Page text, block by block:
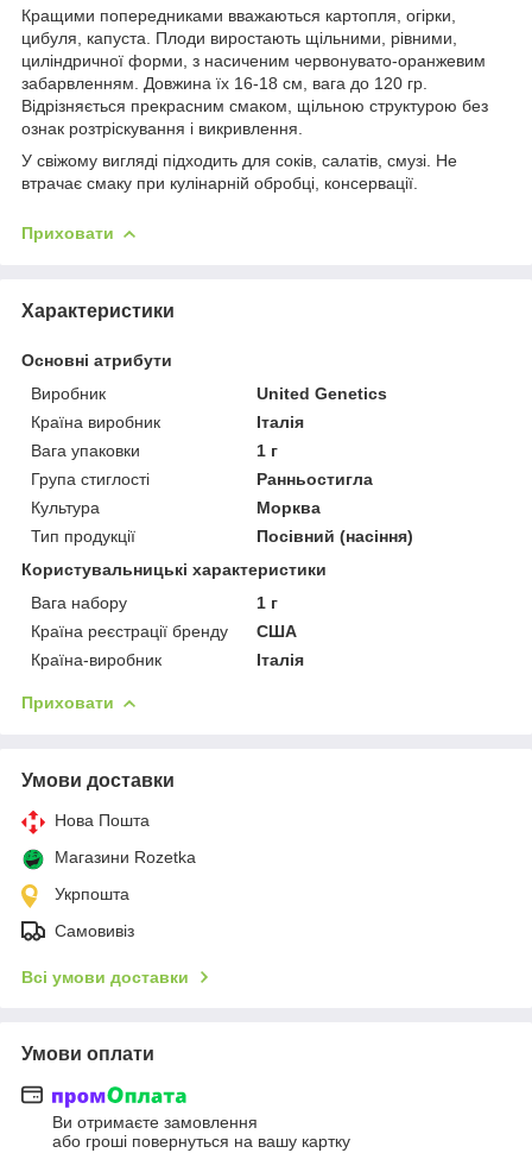
Кращими попередниками вважаються картопля, огірки,
цибуля, капуста. Плоди виростають щільними, рівними,
циліндричної форми, з насиченим червонувато-оранжевим
забарвленням. Довжина їх 16-18 см, вага до 120 гр.
Відрізняється прекрасним смаком, щільною структурою без
ознак розтріскування і викривлення.
У свіжому вигляді підходить для соків, салатів, смузі. Не
втрачає смаку при кулінарній обробці, консервації.
Приховати
Характеристики
Основні атрибути
Виробник
United Genetics
Країна виробник
Італія
Вага упаковки
1 г
Група стиглості
Ранньостигла
Культура
Морква
Тип продукції
Посівний (насіння)
Користувальницькі характеристики
Вага набору
1 г
Країна реєстрації бренду
США
Країна-виробник
Італія
Приховати
Умови доставки
Нова Пошта
Магазини Rozetka
Укрпошта
Самовивіз
Всі умови доставки
Умови оплати
Ви отримаєте замовлення
або гроші повернуться на вашу картку